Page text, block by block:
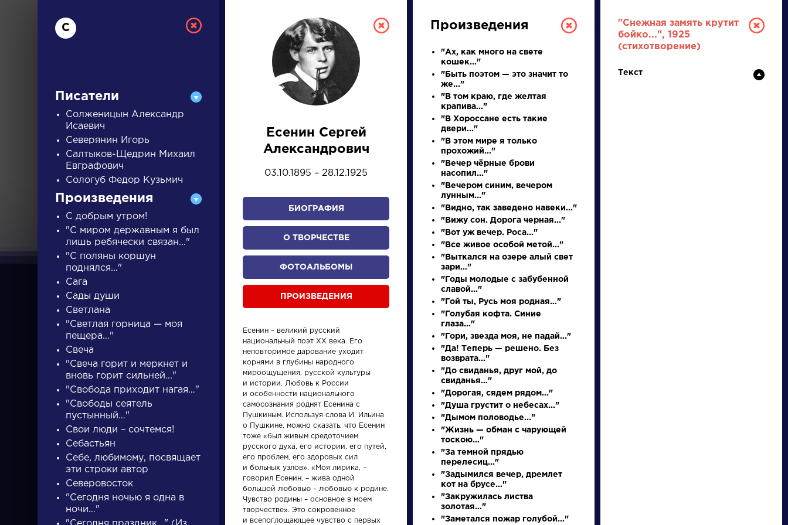
РУССКАЯ ЛИТЕРАТУРА
ДЛЯ ПРЕЗЕНТАЦИЙ, УРОКОВ И ЕГЭ
А Б В Г Д З С Т У Ф Х
писатели произведения персонажи
Писатели
Гончаров Иван
Александрович
Персонажи
Алоизий
Могарыч
Произведения
Ода на день
восшествия на
Произведения
Вечернее
размышление
С
Писатели
Солженицын Александр
Исаевич
Северянин Игорь
Салтыков-Щедрин Михаил
Евграфович
Сологуб Федор Кузьмич
Произведения
С добрым утром!
"С миром державным я был
лишь ребячески связан..."
"С поляны коршун
поднялся..."
Сага
Сады души
Светлана
"Светлая горница — моя
пещера…"
Свеча
"Свеча горит и меркнет и
вновь горит сильней..."
"Свобода приходит нагая…"
"Свободы сеятель
пустынный…"
Свои люди – сочтемся!
Себастьян
Себе, любимому, посвящает
эти строки автор
Северовосток
"Сегодня ночью я одна в
ночи…"
Есенин Сергей
Александрович
03.10.1895 – 28.12.1925
БИОГРАФИЯ
О ТВОРЧЕСТВЕ
ФОТОАЛЬБОМЫ
ПРОИЗВЕДЕНИЯ
Есенин – великий русский
национальный поэт XX века. Его
неповторимое дарование уходит
корнями в глубины народного
мироощущения, русской культуры
и истории. Любовь к России
и особенности национального
самосознания роднят Есенина с
Пушкиным. Используя слова И. Ильина
о Пушкине, можно сказать, что Есенин
тоже «был живым средоточием
русского духа, его истории, его путей,
его проблем, его здоровых сил
и больных узлов». «Моя лирика, –
говорил Есенин, – жива одной
большой любовью – любовью к родине.
Чувство родины – основное в моем
творчестве». Это сокровенное
и всепоглощающее чувство с первых
Произведения
"Ах, как много на свете
кошек..."
"Быть поэтом — это значит то
же..."
"В том краю, где желтая
крапива..."
"В Хороссане есть такие
двери..."
"В этом мире я только
прохожий..."
"Вечер чёрные брови
насопил..."
"Вечером синим, вечером
лунным..."
"Видно, так заведено навеки..."
"Вижу сон. Дорога черная..."
"Вот уж вечер. Роса..."
"Все живое особой метой..."
"Выткался на озере алый свет
зари…"
"Годы молодые с забубенной
славой..."
"Гой ты, Русь моя родная…"
"Голубая кофта. Синие
глаза..."
"Гори, звезда моя, не падай..."
"Да! Теперь — решено. Без
возврата..."
"До свиданья, друг мой, до
свиданья…"
"Дорогая, сядем рядом..."
"Душа грустит о небесах..."
"Дымом половодье..."
"Жизнь — обман с чарующей
тоскою..."
"За темной прядью
перелесиц..."
"Задымился вечер, дремлет
кот на брусе..."
"Закружилась листва
золотая..."
"Заметался пожар голубой..."
"Снежная замять крутит
бойко...", 1925
(стихотворение)
Текст